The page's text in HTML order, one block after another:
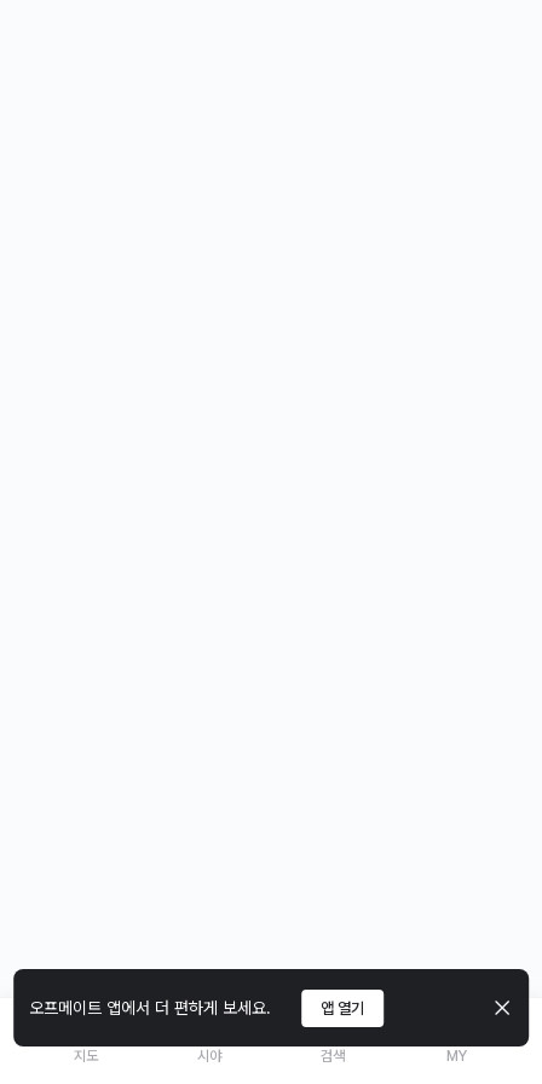
오프메이트 앱에서 더 편하게 보세요. 앱 열기
지도 시야 검색 MY